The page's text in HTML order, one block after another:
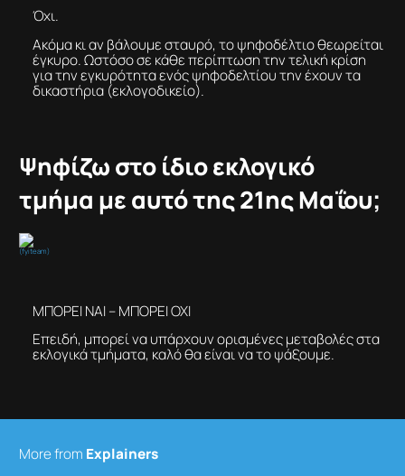
Όχι.
Ακόμα κι αν βάλουμε σταυρό, το ψηφοδέλτιο θεωρείται
έγκυρο. Ωστόσο σε κάθε περίπτωση την τελική κρίση
για την εγκυρότητα ενός ψηφοδελτίου την έχουν τα
δικαστήρια (εκλογοδικείο).
Ψηφίζω στο ίδιο εκλογικό
τμήμα με αυτό της 21ης Μαΐου;
(fyiteam)
ΜΠΟΡΕΙ ΝΑΙ – ΜΠΟΡΕΙ ΟΧΙ
Eπειδή, μπορεί να υπάρχουν ορισμένες μεταβολές στα
εκλογικά τμήματα, καλό θα είναι να το ψάξουμε.
More from Explainers